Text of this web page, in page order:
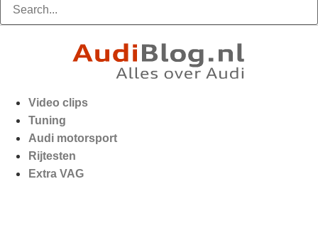
Video clips
Tuning
Audi motorsport
Rijtesten
Extra VAG